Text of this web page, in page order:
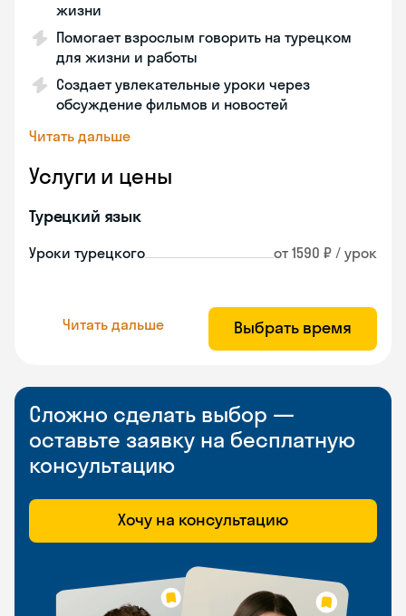
жизни
Помогает взрослым говорить на турецком
для жизни и работы
Создает увлекательные уроки через
обсуждение фильмов и новостей
Читать дальше
Услуги и цены
Турецкий язык
Уроки турецкого от 1590 ₽ / урок
Читать дальше Выбрать время
Сложно сделать выбор —
оставьте заявку на бесплатную
консультацию
Хочу на консультацию